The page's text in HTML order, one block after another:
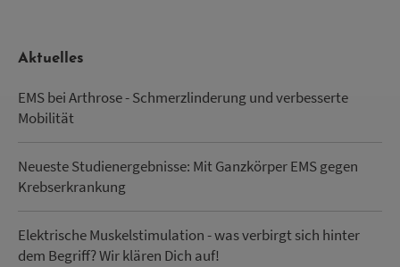
Aktuelles
EMS bei Arthrose - Schmerzlinderung und verbesserte
Mobilität
Neueste Studienergebnisse: Mit Ganzkörper EMS gegen
Krebserkrankung
Elektrische Muskelstimulation - was verbirgt sich hinter
dem Begriff? Wir klären Dich auf!